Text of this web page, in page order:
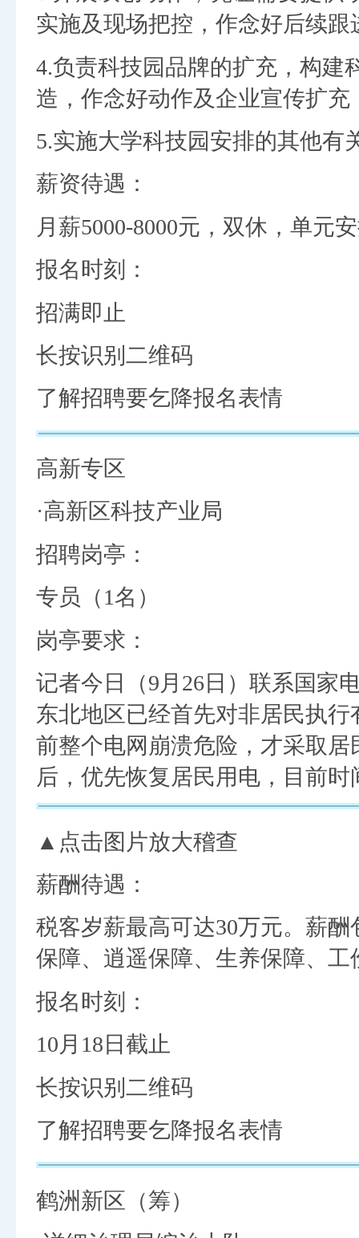
实施及现场把控，作念好后续跟
4.负责科技园品牌的扩充，构建
造，作念好动作及企业宣传扩充
5.实施大学科技园安排的其他有
薪资待遇：
月薪5000-8000元，双休，单元
报名时刻：
招满即止
长按识别二维码
了解招聘要乞降报名表情
高新专区
·高新区科技产业局
招聘岗亭：
专员（1名）
岗亭要求：
记者今日（9月26日）联系国家
东北地区已经首先对非居民执
前整个电网崩溃危险，才采取
后，优先恢复居民用电，目前时
▲点击图片放大稽查
薪酬待遇：
税客岁薪最高可达30万元。薪
保障、逍遥保障、生养保障、
报名时刻：
10月18日截止
长按识别二维码
了解招聘要乞降报名表情
鹤洲新区（筹）